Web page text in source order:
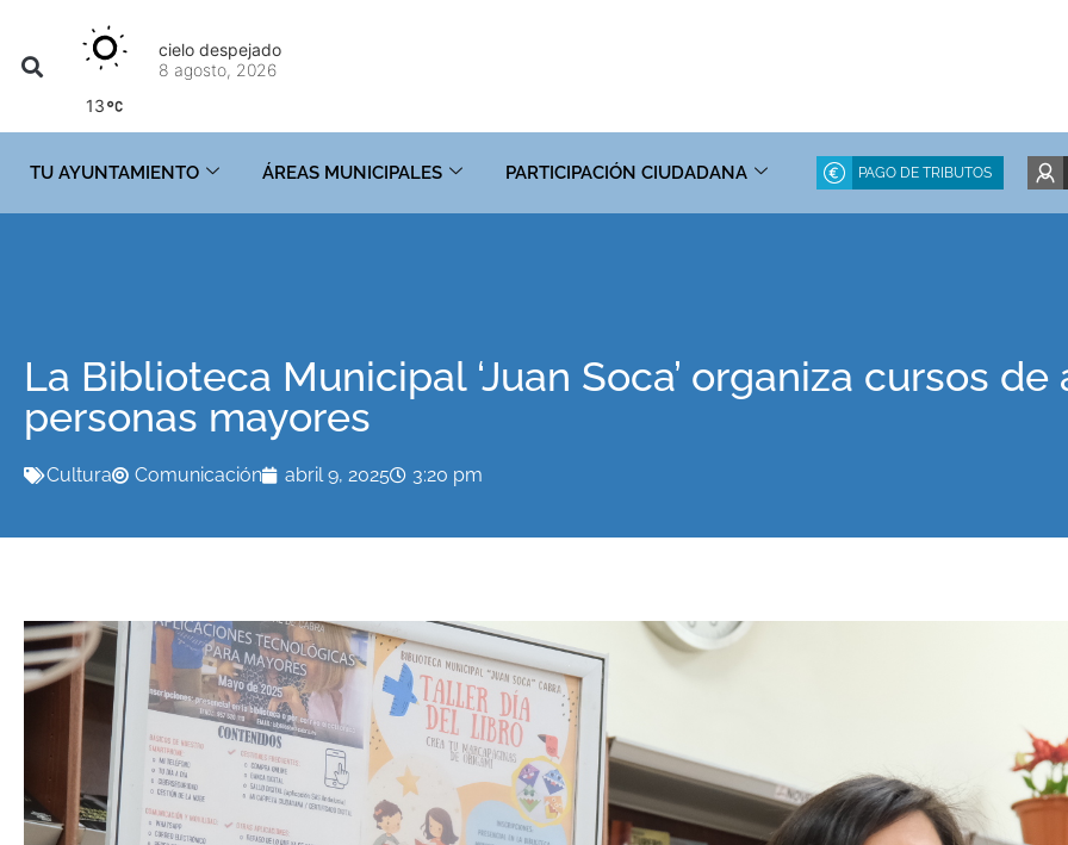
13
cielo despejado
8 agosto, 2026
TU AYUNTAMIENTO ÁREAS MUNICIPALES PARTICIPACIÓN CIUDADANA PAGO DE TRIBUTOS
La Biblioteca Municipal ‘Juan Soca’ organiza cursos
personas mayores
Cultura Comunicación abril 9, 2025 3:20 pm